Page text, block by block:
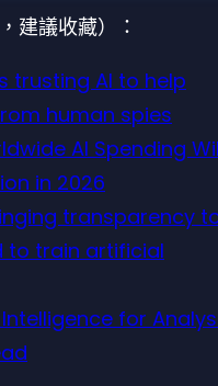
建議收藏）：
trusting AI to help
human spies
AI Spending
in 2026
transparency
to train artificial
for